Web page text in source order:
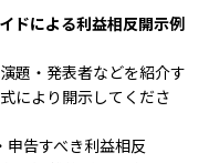
ドによる利益相反開示例
題・発表者などを紹介す
により開示してくださ
申告すべき利益相反